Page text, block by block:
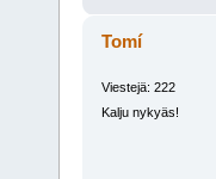
Tomí
Viestejä: 222
Kalju nykyäs!